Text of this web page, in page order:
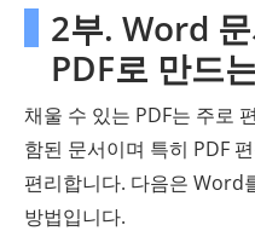
2부. Word
PDF로 만드
채울 수 있는 PDF는 주로
함된 문서이며 특히 PDF
편리합니다. 다음은 Word
방법입니다.